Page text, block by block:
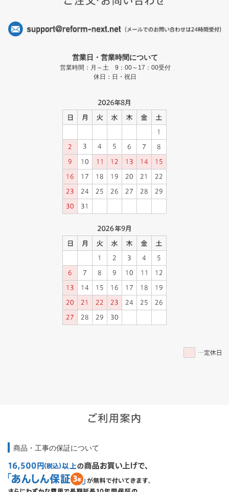
営業日・営業時間について
営業時間：月～土 9：00～17：00受付
休日：日・祝日
商品・工事の保証について